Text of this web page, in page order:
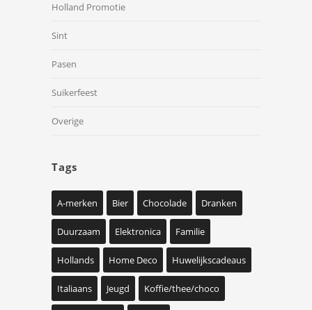
Holland Promotie
Sint
Pasen
Suikerfeest
Overige
Tags
A-merken Bier Chocolade Dranken
Duurzaam Elektronica Familie
Hollands Home Deco Huwelijkscadeaus
Italiaans Jeugd Koffie/thee/choco